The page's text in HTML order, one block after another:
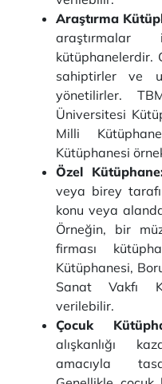
Araştırma
kütüphanelerdir.
sahiptirler ve
yönetilirler.
Üniversitesi
Milli
Kütüphanesi
Özel
veya birey
konu veya
Örneğin, bir
firması
Kütüphanesi,
Sanat Vakfı
verilebilir.
Çocuk
alışkanlığı
amacıyla